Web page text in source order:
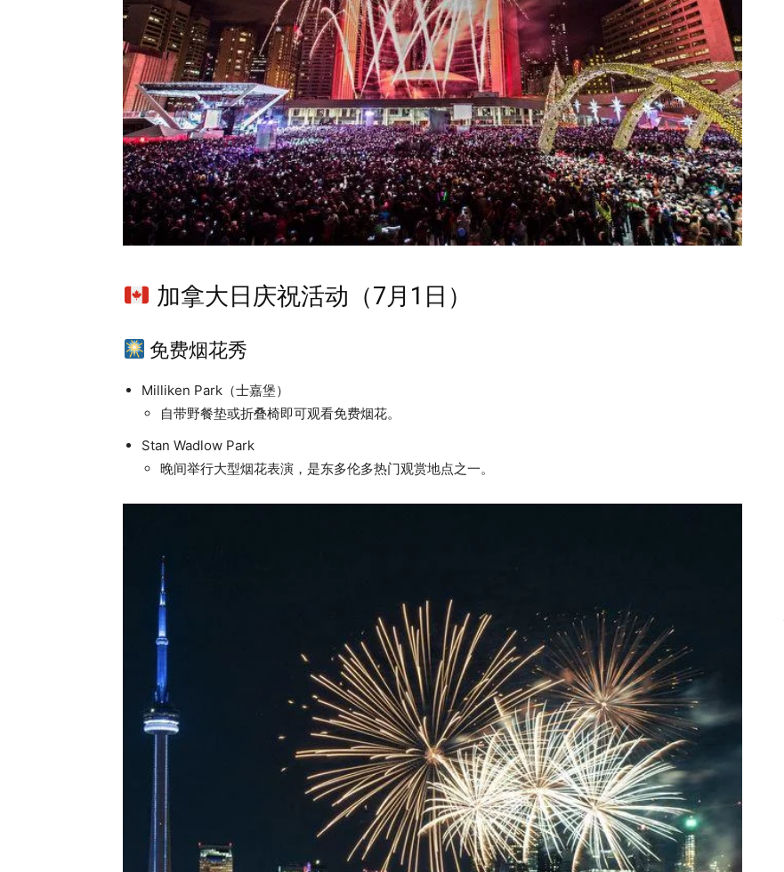
加拿大日庆祝活动（7月1日）
免费烟花秀
Milliken Park（士嘉堡）
自带野餐垫或折叠椅即可观看免费烟花。
Stan Wadlow Park
晚间举行大型烟花表演，是东多伦多热门观赏地点之一。